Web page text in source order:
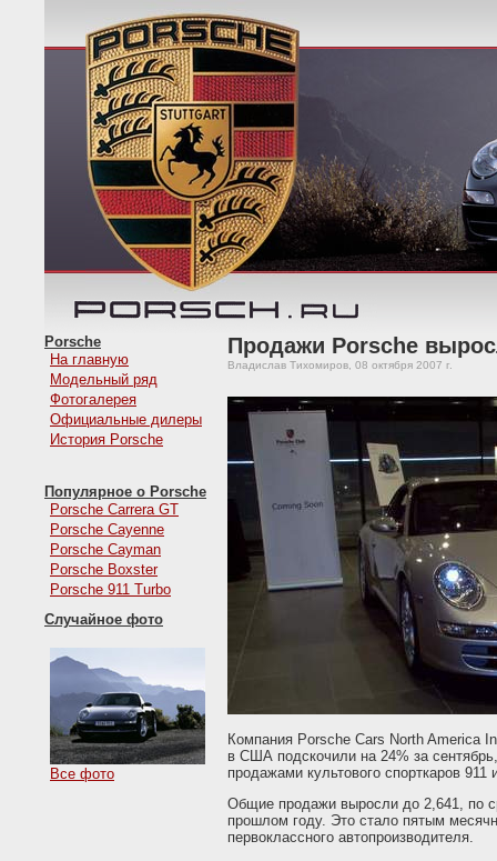
Porsche
На главную
Модельный ряд
Фотогалерея
Официальные дилеры
История Porsche
Популярное о Porsche
Porsche Carrera GT
Porsche Cayenne
Porsche Cayman
Porsche Boxster
Porsche 911 Turbo
Случайное фото
Все фото
Продажи Porsche
Владислав Тихомиров, 08 октября 2007 г.
Компания Porsche Cars North America
в США подскочили на 24% за
продажами культового спорткаров 911
Общие продажи выросли до 2,641, по
прошлом году. Это стало пятым
первоклассного автопроизводителя.